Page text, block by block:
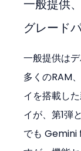
一般提供
グレード
一般提供は
多くのRAM
イを搭載し
イが、第1弾
でも Gemini